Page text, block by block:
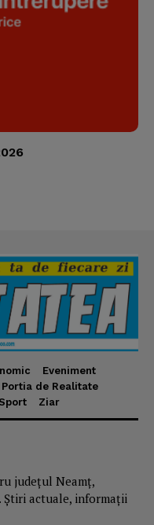
Eveniment
Portia de Realitate
Sport Ziar
județul Neamț,
actuale, informații